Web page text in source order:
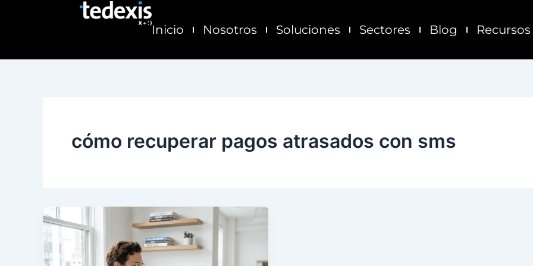
Inicio Nosotros Soluciones Sectores Blog Recursos
cómo recuperar pagos atrasados con sms